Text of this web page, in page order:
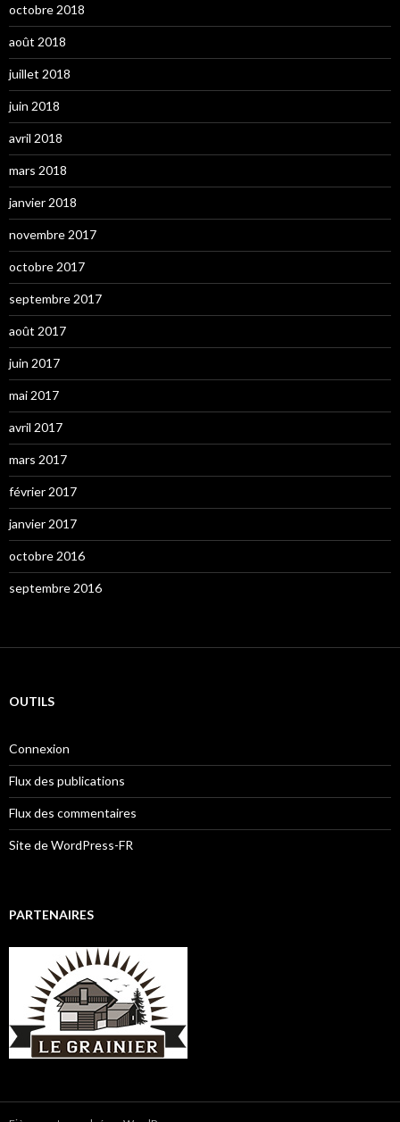
octobre 2018
août 2018
juillet 2018
juin 2018
avril 2018
mars 2018
janvier 2018
novembre 2017
octobre 2017
septembre 2017
août 2017
juin 2017
mai 2017
avril 2017
mars 2017
février 2017
janvier 2017
octobre 2016
septembre 2016
OUTILS
Connexion
Flux des publications
Flux des commentaires
Site de WordPress-FR
PARTENAIRES